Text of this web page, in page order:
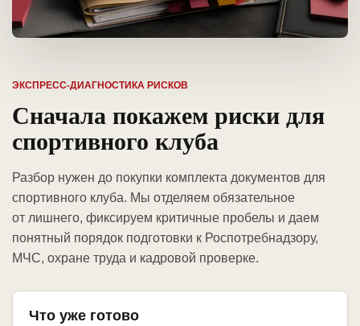
ЭКСПРЕСС-ДИАГНОСТИКА РИСКОВ
Сначала покажем риски для
спортивного клуба
Разбор нужен до покупки комплекта документов для
спортивного клуба. Мы отделяем обязательное
от лишнего, фиксируем критичные пробелы и даем
понятный порядок подготовки к Роспотребнадзору,
МЧС, охране труда и кадровой проверке.
Что уже готово